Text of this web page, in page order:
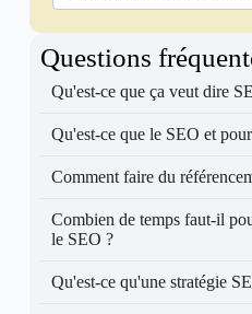
Questions
Qu'est-ce que ça veut dire
Qu'est-ce que le SEO et
Comment faire du
Combien de temps faut-il
le SEO ?
Qu'est-ce qu'une stratégie